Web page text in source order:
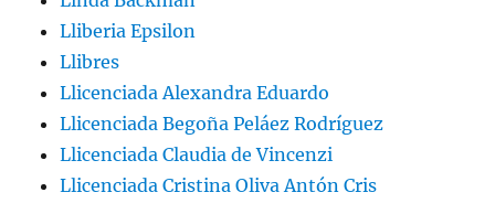
Lliberia Epsilon
Llibres
Llicenciada Alexandra Eduardo
Llicenciada Begoña Peláez Rodríguez
Llicenciada Claudia de Vincenzi
Llicenciada Cristina Oliva Antón Cris